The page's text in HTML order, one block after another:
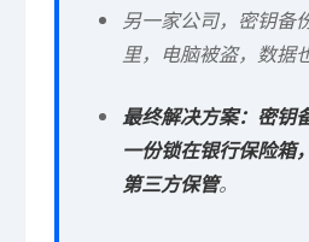
另一家公司，密钥备
里，电脑被盗，数据
最终解决方案：密钥
一份锁在银行保险箱
第三方保管。